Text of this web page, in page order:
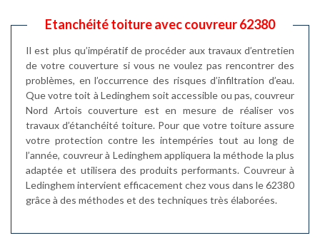
Etanchéité toiture avec couvreur 62380
Il est plus qu’impératif de procéder aux travaux d’entretien
de votre couverture si vous ne voulez pas rencontrer des
problèmes, en l’occurrence des risques d’infiltration d’eau.
Que votre toit à Ledinghem soit accessible ou pas, couvreur
Nord Artois couverture est en mesure de réaliser vos
travaux d’étanchéité toiture. Pour que votre toiture assure
votre protection contre les intempéries tout au long de
l’année, couvreur à Ledinghem appliquera la méthode la plus
adaptée et utilisera des produits performants. Couvreur à
Ledinghem intervient efficacement chez vous dans le 62380
grâce à des méthodes et des techniques très élaborées.